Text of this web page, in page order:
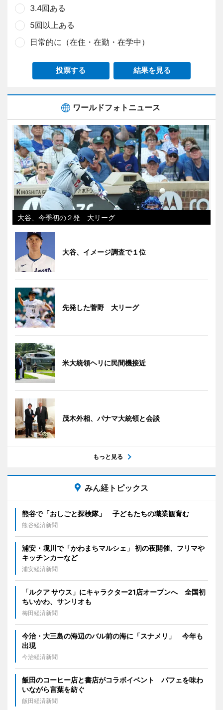
3.4回ある
5回以上ある
日常的に（在住・在勤・在学中）
投票する 結果を見る
ワールドフォトニュース
大谷、今季初の２発 大リーグ
大谷、イメージ調査で１位
先発した菅野 大リーグ
米大統領ヘリに民間機接近
茂木外相、パナマ大統領と会談
もっと見る
みん経トピックス
熊谷で「おしごと探検隊」 子どもたちの職業観育む
熊谷経済新聞
浦安・境川で「かわまちマルシェ」 初の夜開催、フリマや
キッチンカーなど
浦安経済新聞
「ルクア サウス」にキャラクター21店オープンへ 全国初
ちいかわ、サンリオも
梅田経済新聞
今治・大三島の海辺のバル前の海に「スナメリ」 今年も
出現
今治経済新聞
飯田のコーヒー店と書店がコラボイベント パフェを味わ
いながら言葉を紡ぐ
飯田経済新聞